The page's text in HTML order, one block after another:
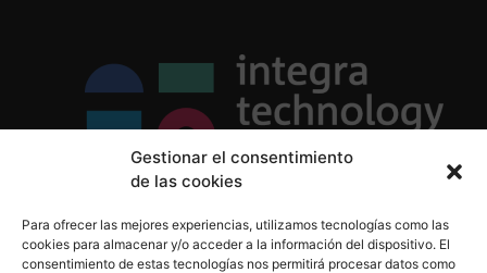
Gestionar el consentimiento
de las cookies
Para ofrecer las mejores experiencias, utilizamos tecnologías como las
cookies para almacenar y/o acceder a la información del dispositivo. El
consentimiento de estas tecnologías nos permitirá procesar datos como
Política de Cookies
Aviso Legal